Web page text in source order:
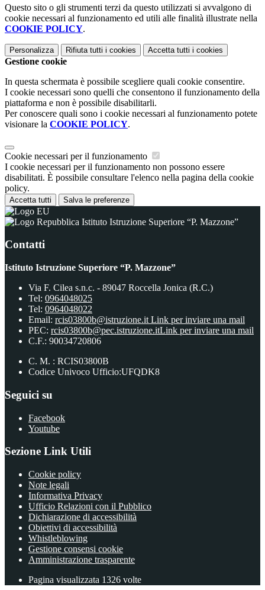
Questo sito o gli strumenti terzi da questo utilizzati si avvalgono di
cookie necessari al funzionamento ed utili alle finalità illustrate nella
COOKIE POLICY.
Personalizza Rifiuta tutti i cookies Accetta tutti i cookies
Gestione cookie
In questa schermata è possibile scegliere quali cookie consentire.
I cookie necessari sono quelli che consentono il funzionamento della
piattaforma e non è possibile disabilitarli.
Per conoscere quali sono i cookie necessari al funzionamento potete
visionare la COOKIE POLICY.
Cookie necessari per il funzionamento
I cookie necessari per il funzionamento non possono essere
disabilitati. È possibile consultare l'elenco nella pagina della cookie
policy.
Accetta tutti Salva le preferenze
Istituto Istruzione Superiore “P. Mazzone”
Contatti
Istituto Istruzione Superiore “P. Mazzone”
Via F. Cilea s.n.c. - 89047 Roccella Jonica (R.C.)
Tel: 0964048025
Tel: 0964048022
Email: rcis03800b@istruzione.it Link per inviare una mail
PEC: rcis03800b@pec.istruzione.itLink per inviare una mail
C.F.: 90034720806
C. M. : RCIS03800B
Codice Univoco Ufficio:UFQDK8
Seguici su
Facebook
Youtube
Sezione Link Utili
Cookie policy
Note legali
Informativa Privacy
Ufficio Relazioni con il Pubblico
Dichiarazione di accessibilità
Obiettivi di accessibilità
Whistleblowing
Gestione consensi cookie
Amministrazione trasparente
Pagina visualizzata 1326 volte